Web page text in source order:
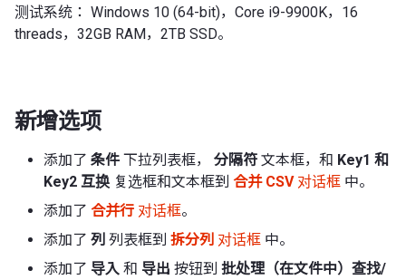
测试系统： Windows 10 (64-bit)，Core i9-9900K，16
threads，32GB RAM，2TB SSD。
新增选项
添加了 条件 下拉列表框， 分隔符 文本框，和 Key1 和
Key2 互换 复选框和文本框到 合并 CSV对话框 中。
添加了 合并行 对话框。
添加了 列 列表框到 拆分列 对话框 中。
添加了 导入 和 导出 按钮到 批处理（在文件中）查找/